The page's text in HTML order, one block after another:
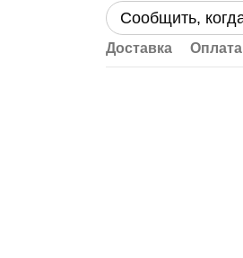
Сообщить,
Доставка Оплата